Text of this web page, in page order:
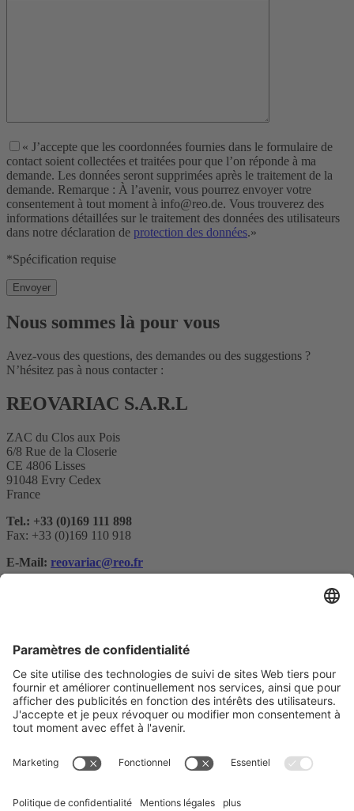
« J’accepte que les coordonnées fournies dans le formulaire de
contact soient collectées et traitées pour que l’on réponde à ma
demande. Les données seront supprimées après le traitement de la
demande. Remarque : À l’avenir, vous pourrez envoyer votre
consentement à tout moment à info@reo.de. Vous trouverez des
informations détaillées sur le traitement des données des utilisateurs
dans notre déclaration de protection des données.»
*Spécification requise
Nous sommes là pour vous
Avez-vous des questions, des demandes ou des suggestions ?
N’hésitez pas à nous contacter :
REOVARIAC S.A.R.L
ZAC du Clos aux Pois
6/8 Rue de la Closerie
CE 4806 Lisses
91048 Evry Cedex
France
Tel.: +33 (0)169 111 898
Fax: +33 (0)169 110 918
E-Mail: reovariac@reo.fr
Votre e-maill*
Oui, je confirme que je souhaite recevoir la newsletter de REO
AG et que je suis informé du traitement de mes données.
remplissant et en soumettant le formulaire, vous reconnaissez que les
informations que vous fournissez seront transférées à Sendinblue